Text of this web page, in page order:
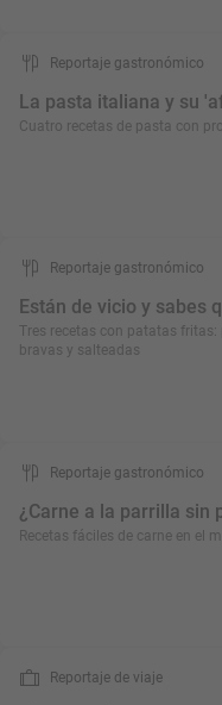
Reportaje gastronómico
La pasta italiana y su
Cuatro recetas de pasta con
Reportaje gastronómico
Están de vicio y sabes
Tres recetas con patatas fritas:
bravas y salteadas
Reportaje gastronómico
¿Carne a la parrilla sin
Recetas fáciles de carne en el
Reportaje de viaje